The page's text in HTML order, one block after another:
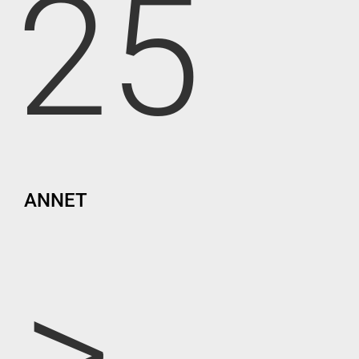
25
ANNET